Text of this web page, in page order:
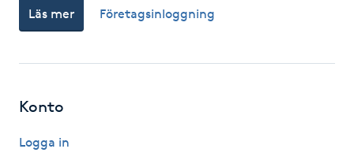
Healing
Läs mer Företagsinloggning
Konto
Logga in